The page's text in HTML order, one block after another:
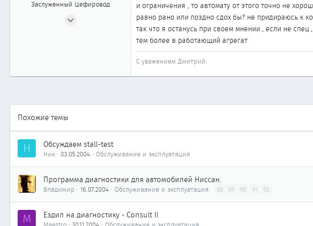
Заслуженный Цефировод
и ограничения , то автомату от этого точно не
равно рано или поздно сдох бы? не придираюсь к
так что я останусь при своем мнении , если не спец
тем более в работающий агрегат
С уважением Дмитрий.
Похожие темы
Н Обсуждаем stall-test
Ник 03.05.2004 Обслуживание и эксплуатация
Программа диагностики для автомобилей Ниссан.
Владимир 16.07.2004 Обслуживание и эксплуатация 88 89 90 91 92
M Ездил на диагностику - Consult II